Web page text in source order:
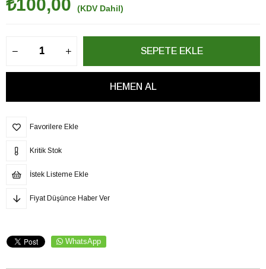
₺100,00 (KDV Dahil)
Favorilere Ekle
Kritik Stok
İstek Listeme Ekle
Fiyat Düşünce Haber Ver
WhatsApp